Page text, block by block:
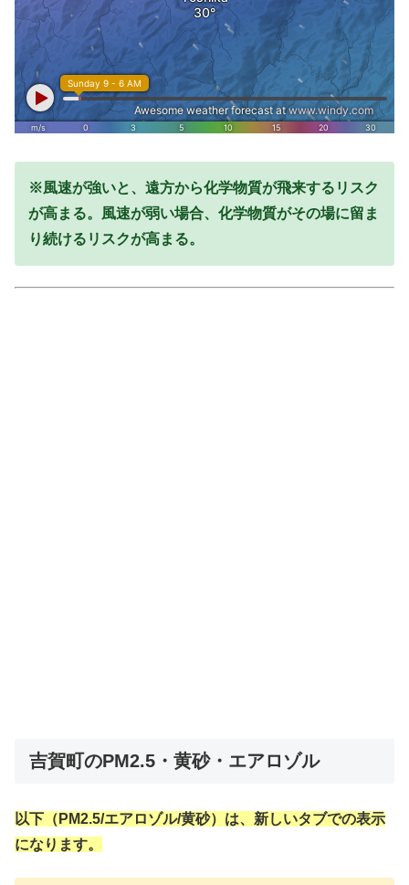
※風速が強いと、遠方から化学物質が飛来するリスク
が高まる。風速が弱い場合、化学物質がその場に留ま
り続けるリスクが高まる。
吉賀町のPM2.5・黄砂・エアロゾル
以下（PM2.5/エアロゾル/黄砂）は、新しいタブでの表示
になります。